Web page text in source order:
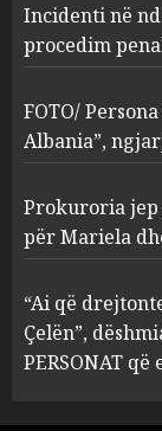
3
4
Incidenti në
procedim
FOTO/
Albania”,
Prokuroria
për Mariela
“Ai që
Çelën”,
PERSONAT që